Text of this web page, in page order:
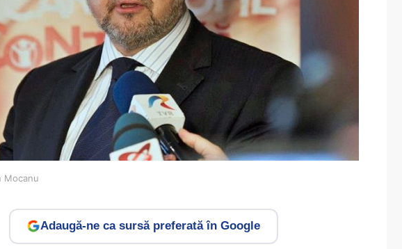
Mocanu
Adaugă-ne ca sursă preferată în Google